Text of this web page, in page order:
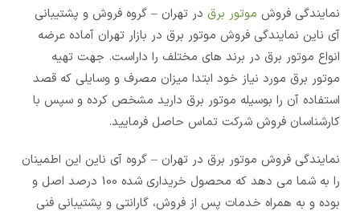
نمایندگی فروش موتور برق در تهران – گروه فروش و پشتیبانی
آی ناین نمایندگی فروش موتور برق در بازار تهران آماده عرضه
انواع موتور برق در برند های مختلف را داراست. جهت تهیه
موتور برق مورد نیاز خود ابتدا میزان مصرف و وسایلی که قصد
استفاده آن را بوسیله موتور برق دارید مشخص کرده و سپس با
کارشناسان فروش شرکت تماس حاصل فرمایید.
نمایندگی فروش موتور برق در تهران – گروه آی ناین این اطمینان
را به شما می دهد که محصول خریداری شده 100 درصد اصل و
بوده و به همراه خدمات پس از فروش، گارانتی و پشتیبانی فنی